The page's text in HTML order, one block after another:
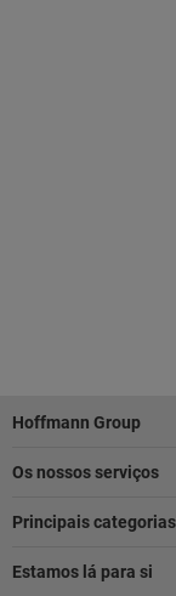
Rodapé
Hoffmann Group
Os nossos serviços
Principais
Estamos lá para si